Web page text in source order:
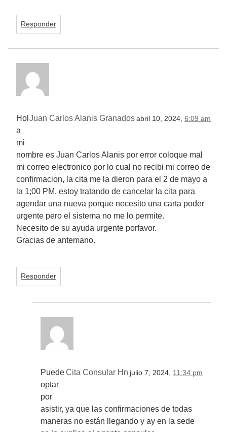
Responder
Juan Carlos Alanis Granados abril 10, 2024, 6:09 am
Hol
a
mi
nombre es Juan Carlos Alanis por error coloque mal
mi correo electronico por lo cual no recibi mi correo de
confirmacion, la cita me la dieron para el 2 de mayo a
la 1;00 PM. estoy tratando de cancelar la cita para
agendar una nueva porque necesito una carta poder
urgente pero el sistema no me lo permite.
Necesito de su ayuda urgente porfavor.
Gracias de antemano.
Responder
Cita Consular Hn julio 7, 2024, 11:34 pm
Puede
optar
por
asistir, ya que las confirmaciones de todas
maneras no están llegando y ay en la sede